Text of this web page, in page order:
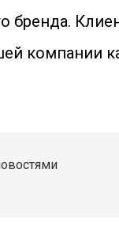
бренда.
компании